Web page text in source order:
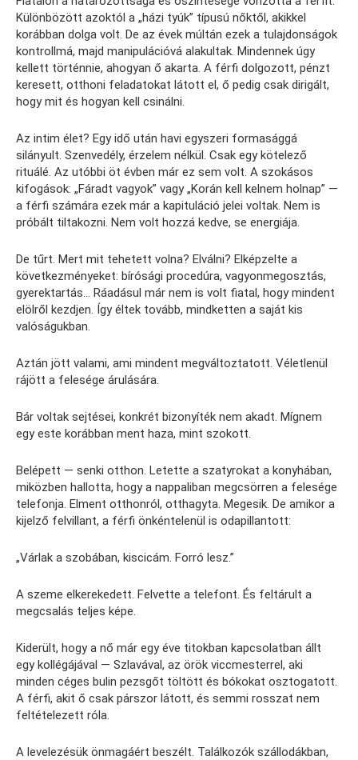
Különbözött azoktól a „házi tyúk” típusú nőktől, akikkel
korábban dolga volt. De az évek múltán ezek a tulajdonságok
kontrollmá, majd manipulációvá alakultak. Mindennek úgy
kellett történnie, ahogyan ő akarta. A férfi dolgozott, pénzt
keresett, otthoni feladatokat látott el, ő pedig csak dirigált,
hogy mit és hogyan kell csinálni.
Az intim élet? Egy idő után havi egyszeri formasággá
silányult. Szenvedély, érzelem nélkül. Csak egy kötelező
rituálé. Az utóbbi öt évben már ez sem volt. A szokásos
kifogások: „Fáradt vagyok” vagy „Korán kell kelnem holnap” —
a férfi számára ezek már a kapituláció jelei voltak. Nem is
próbált tiltakozni. Nem volt hozzá kedve, se energiája.
De tűrt. Mert mit tehetett volna? Elválni? Elképzelte a
következményeket: bírósági procedúra, vagyonmegosztás,
gyerektartás… Ráadásul már nem is volt fiatal, hogy mindent
elölről kezdjen. Így éltek tovább, mindketten a saját kis
valóságukban.
Aztán jött valami, ami mindent megváltoztatott. Véletlenül
rájött a felesége árulására.
Bár voltak sejtései, konkrét bizonyíték nem akadt. Mígnem
egy este korábban ment haza, mint szokott.
Belépett — senki otthon. Letette a szatyrokat a konyhában,
miközben hallotta, hogy a nappaliban megcsörren a felesége
telefonja. Elment otthonról, otthagyta. Megesik. De amikor a
kijelző felvillant, a férfi önkéntelenül is odapillantott:
„Várlak a szobában, kiscicám. Forró lesz.”
A szeme elkerekedett. Felvette a telefont. És feltárult a
megcsalás teljes képe.
Kiderült, hogy a nő már egy éve titokban kapcsolatban állt
egy kollégájával — Szlavával, az örök viccmesterrel, aki
minden céges bulin pezsgőt töltött és bókokat osztogatott.
A férfi, akit ő csak párszor látott, és semmi rosszat nem
feltételezett róla.
A levelezésük önmagáért beszélt. Találkozók szállodákban,